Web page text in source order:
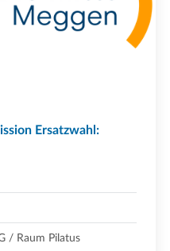
Ersatzwahl:
/ Raum Pilatus